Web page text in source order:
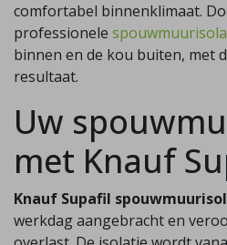
comfortabel binnenklimaat.
professionele
binnen en de kou buiten, met
resultaat.
Uw
met Knauf
Knauf Supafil
werkdag aangebracht en